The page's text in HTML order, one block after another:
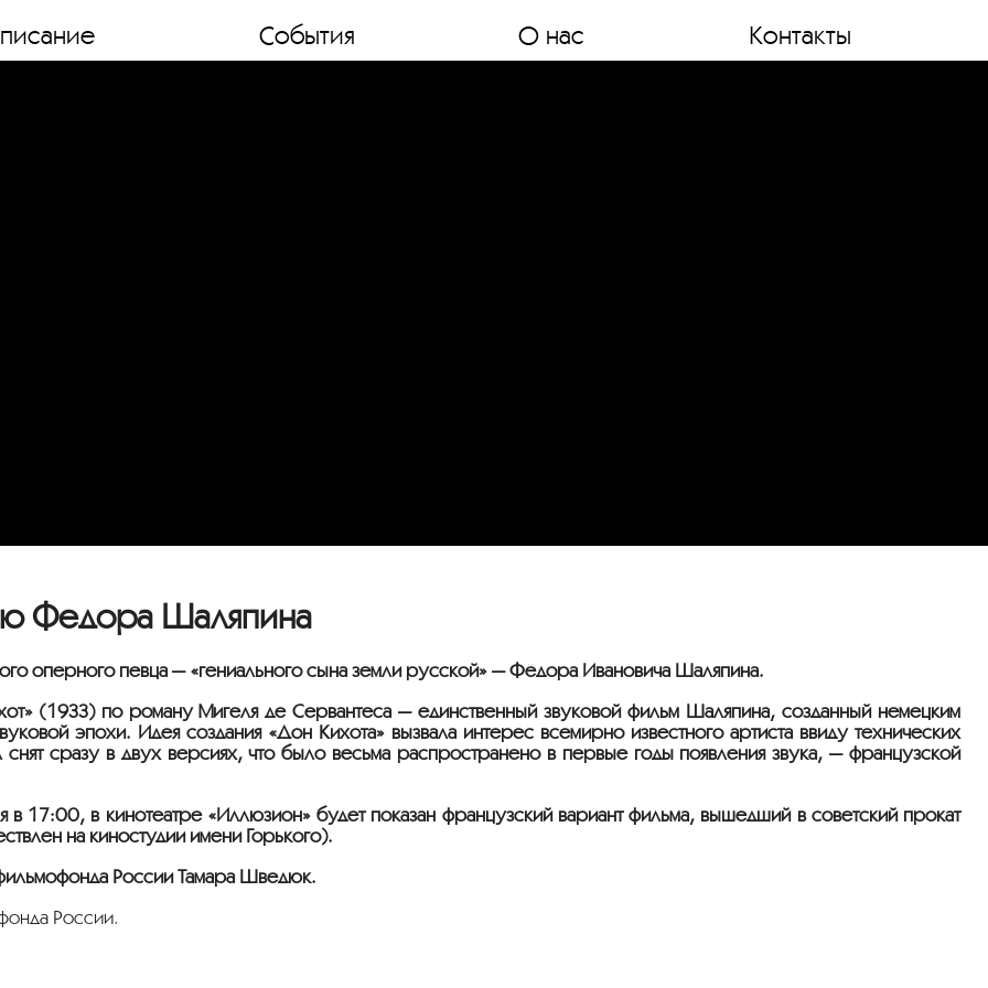
События О нас Контакты
Федора Шаляпина
оперного певца — «гениального сына земли русской» — Фёдора Ивановича Шаляпина.
(1933) по роману Мигеля де Сервантеса — единственный звуковой фильм Шаляпина, созданный немецким
эпохи. Идея создания «Дон Кихота» вызвала интерес всемирно известного артиста ввиду технических
сразу в двух версиях, что было весьма распространено в первые годы появления звука, — французской
в кинотеатре «Иллюзион» будет показан французский вариант фильма, вышедший в советский прокат
на киностудии имени Горького).
России Тамара Шведюк.
России.